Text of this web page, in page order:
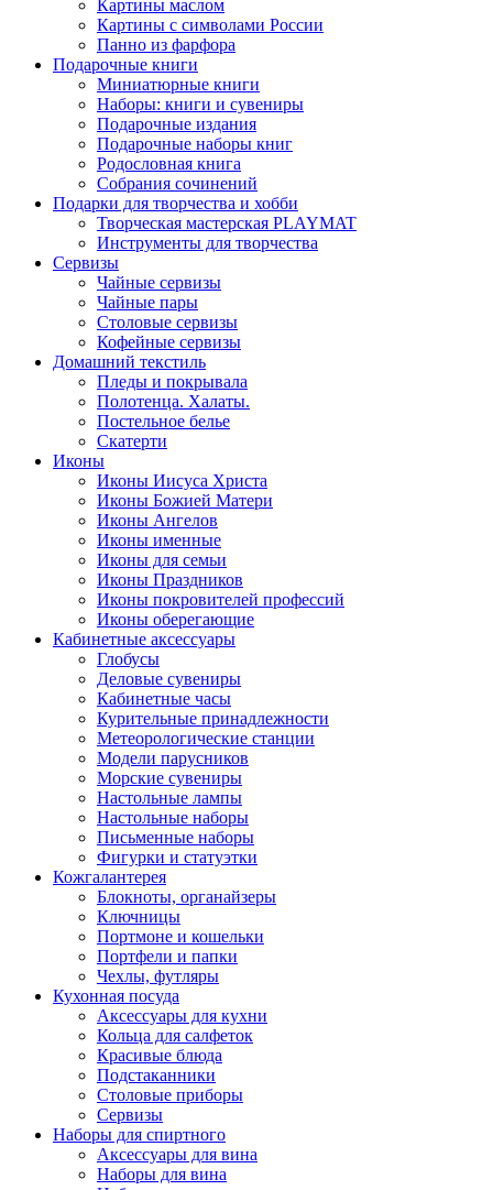
Картины маслом
Картины с символами России
Панно из фарфора
Подарочные книги
Миниатюрные книги
Наборы: книги и сувениры
Подарочные издания
Подарочные наборы книг
Родословная книга
Собрания сочинений
Подарки для творчества и хобби
Творческая мастерская PLAYMAT
Инструменты для творчества
Cервизы
Чайные сервизы
Чайные пары
Столовые сервизы
Кофейные сервизы
Домашний текстиль
Пледы и покрывала
Полотенца. Халаты.
Постельное белье
Скатерти
Иконы
Иконы Иисуса Христа
Иконы Божией Матери
Иконы Ангелов
Иконы именные
Иконы для семьи
Иконы Праздников
Иконы покровителей профессий
Иконы оберегающие
Кабинетные аксессуары
Глобусы
Деловые сувениры
Кабинетные часы
Курительные принадлежности
Метеорологические станции
Модели парусников
Морские сувениры
Настольные лампы
Настольные наборы
Письменные наборы
Фигурки и статуэтки
Кожгалантерея
Блокноты, органайзеры
Ключницы
Портмоне и кошельки
Портфели и папки
Чехлы, футляры
Кухонная посуда
Аксессуары для кухни
Кольца для салфеток
Красивые блюда
Подстаканники
Столовые приборы
Cервизы
Наборы для спиртного
Аксессуары для вина
Наборы для вина